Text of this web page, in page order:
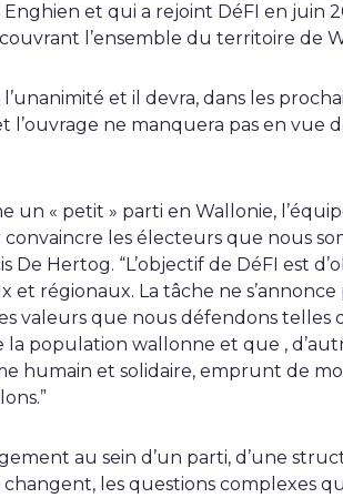
Enghien et qui a rejoint DéFI en juin
l’ensemble du territoire de
l’unanimité et il devra, dans les
l’ouvrage ne manquera pas en
un « petit » parti en Wallonie,
les électeurs que nous
De Hertog. “L’objectif de DéFI est
régionaux. La tâche ne s’annonce
valeurs que nous défendons
la population wallonne et que ,
humain et solidaire, emprunt de
au sein d’un parti, d’une
les questions complexes